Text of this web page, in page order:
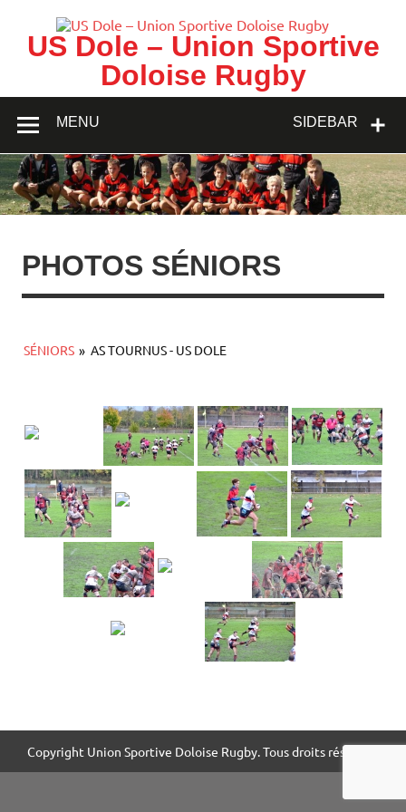
contentUS Dole – Union Sportive
Doloise Rugby
SIDEBAR
MENU
PHOTOS SÉNIORS
SÉNIORS » AS TOURNUS - US DOLE
Copyright Union Sportive Doloise Rugby. Tous droits réservés.